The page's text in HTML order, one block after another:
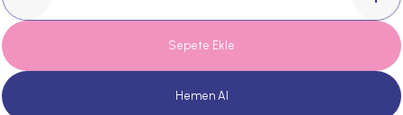
Sepete Ekle
Hemen Al